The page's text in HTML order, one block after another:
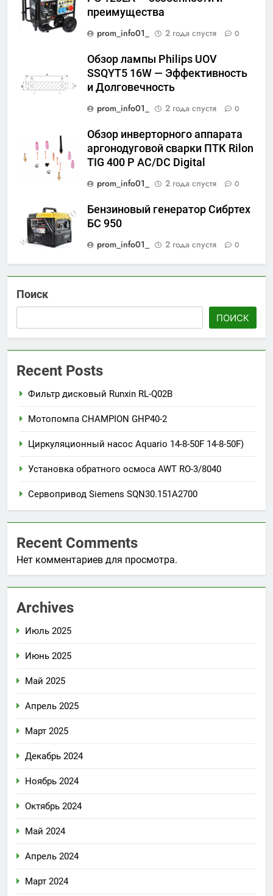
преимущества
prom_info01_
2 года спустя 0
Обзор лампы Philips UOV
SSQYT5 16W — Эффективность
и Долговечность
prom_info01_
2 года спустя 0
Обзор инверторного аппарата
аргонодуговой сварки ПТК Rilon
TIG 400 P AC/DC Digital
prom_info01_
2 года спустя 0
Бензиновый генератор Сибртех
БС 950
prom_info01_
2 года спустя 0
Поиск
ПОИСК
Recent Posts
Фильтр дисковый Runxin RL-Q02B
Мотопомпа CHAMPION GHP40-2
Циркуляционный насос Aquario 14-8-50F 14-8-50F)
Установка обратного осмоса AWT RO-3/8040
Сервопривод Siemens SQN30.151A2700
Recent Comments
Нет комментариев для просмотра.
Archives
Июль 2025
Июнь 2025
Май 2025
Апрель 2025
Март 2025
Декабрь 2024
Ноябрь 2024
Октябрь 2024
Май 2024
Апрель 2024
Март 2024